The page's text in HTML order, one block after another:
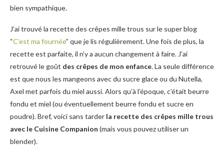
bien sympathique.
J’ai trouvé la recette des crêpes mille trous sur le super blog
“C’est ma fournée” que je lis régulièrement. Une fois de plus, la
recette est parfaite, il n’y a aucun changement à faire. J’ai
retrouvé le goût des crêpes de mon enfance. La seule différence
est que nous les mangeons avec du sucre glace ou du Nutella,
Axel met parfois du miel aussi. Alors qu’à l’époque, c’était beurre
fondu et miel (ou éventuellement beurre fondu et sucre en
poudre). Bref, voici sans tarder la recette des crêpes mille trous
avec le Cuisine Companion (mais vous pouvez utiliser un
blender).